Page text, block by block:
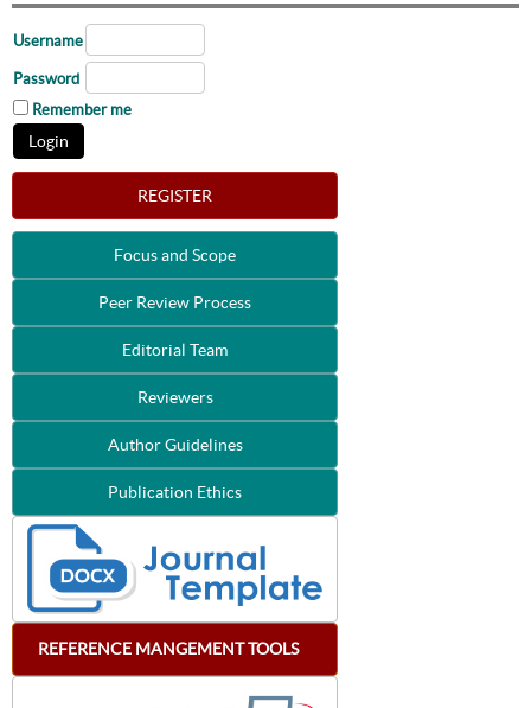
Username
Password
Remember me
REGISTER
Focus and Scope
Peer Review Process
Editorial Team
Reviewers
Author Guidelines
Publication Ethics
REFERENCE MANGEMENT TOOLS